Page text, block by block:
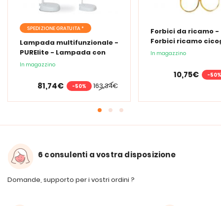
SPEDIZIONE GRATUITA *
Lampada multifunzionale -
PURElite - Lampada con
lente d'ingrandimento
In magazzino
163,34€
81,74€ -50%
Forbici da ricamo -
Forbici ricamo
In magazzino
10,75€ -50%
6 consulenti a vostra disposizione
Domande, supporto per i vostri ordini ?